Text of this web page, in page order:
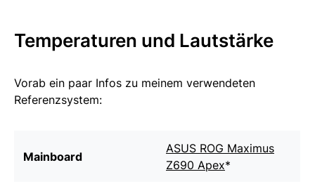
Temperaturen und Lautstärke
Vorab ein paar Infos zu meinem verwendeten
Referenzsystem:
Mainboard
ASUS ROG Maximus
Z690 Apex*